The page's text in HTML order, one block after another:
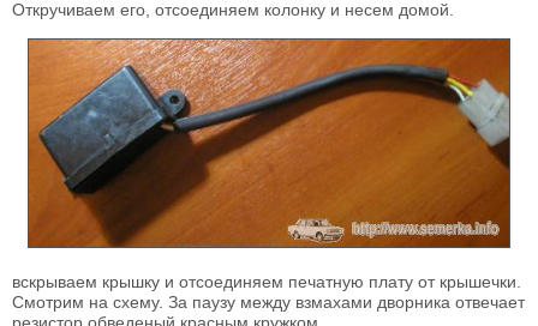
Откручиваем его, отсоединяем колонку и несем домой.
вскрываем крышку и отсоединяем печатную плату от крышечки.
Смотрим на схему. За паузу между взмахами дворника отвечает